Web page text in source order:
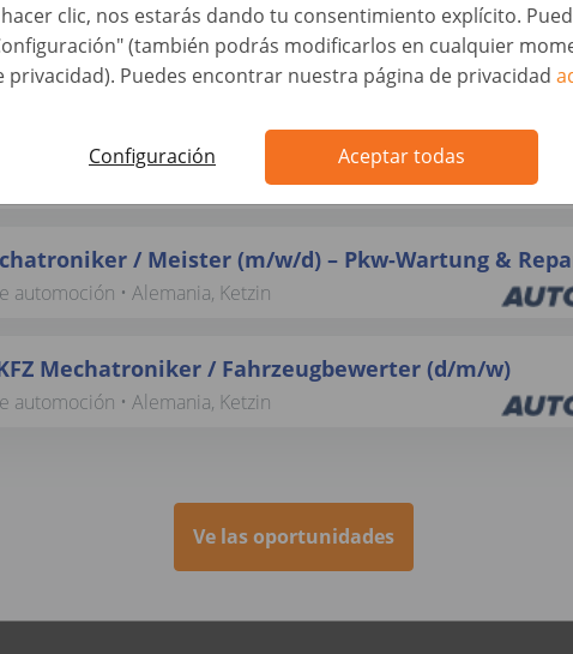
hacer clic, nos estarás dando tu consentimiento explícito.
(también podrás modificarlos en cualquier
privacidad). Puedes encontrar nuestra página de privacidad
Configuración Aceptar todas
(d/m/w)
automoción • Alemania, Ketzin
KFZ-Trainer / Lackierer / Meister für Lackiererei (d/
automoción • Alemania, Berlin
/ Meister (m/w/d) – Pkw-Wartung &
automoción • Alemania, Ketzin
Mechatroniker / Fahrzeugbewerter (d/m/w)
automoción • Alemania, Ketzin
Ve las oportunidades